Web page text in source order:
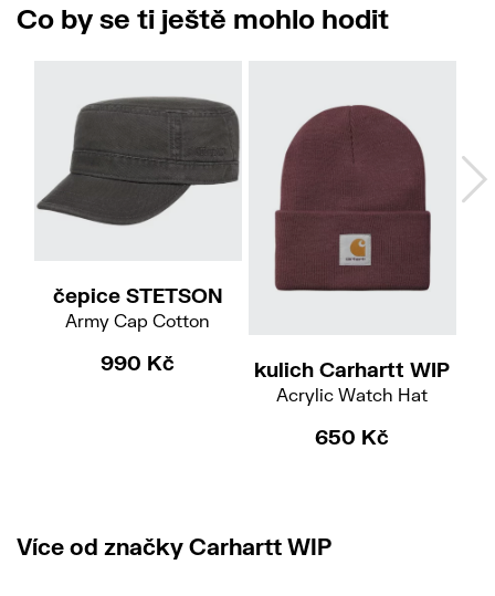
Co by se ti ještě mohlo hodit
čepice STETSON
Army Cap Cotton
990 Kč kulich Carhartt WIP
Acrylic Watch Hat
650 Kč
Více od značky Carhartt WIP